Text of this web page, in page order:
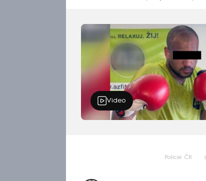
Video
Policie ČR